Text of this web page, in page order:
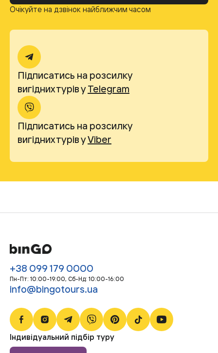
Очікуйте на дзвінок найближчим часом
Підписатись на розсилку
вигідних турів уTelegram
Підписатись на розсилку
вигідних турів уViber
+38 099 179 0000
Пн-Пт: 10:00-19:00, Сб-Нд: 10:00-16:00
info@bingotours.ua
Індивідуальний підбір туру